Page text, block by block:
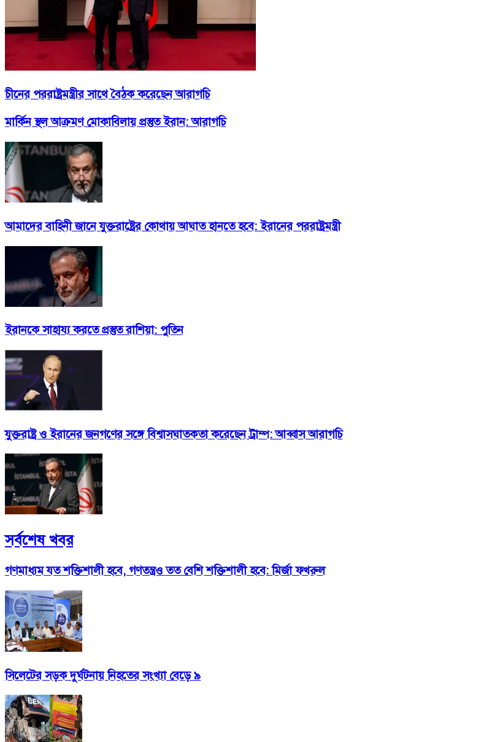
চীনের পররাষ্ট্রমন্ত্রীর সাথে বৈঠক করেছেন আরাগচি
মার্কিন স্থল আক্রমণ মোকাবিলায় প্রস্তুত ইরান: আরাগচি
আমাদের বাহিনী জানে যুক্তরাষ্ট্রের কোথায় আঘাত হানতে হবে: ইরানের পররাষ্ট্রমন্ত্রী
ইরানকে সাহায্য করতে প্রস্তুত রাশিয়া: পুতিন
যুক্তরাষ্ট্র ও ইরানের জনগণের সঙ্গে বিশ্বাসঘাতকতা করেছেন ট্রাম্প: আব্বাস আরাগচি
সর্বশেষ খবর
গণমাধ্যম যত শক্তিশালী হবে, গণতন্ত্রও তত বেশি শক্তিশালী হবে: মির্জা ফখরুল
সিলেটের সড়ক দুর্ঘটনায় নিহতের সংখ্যা বেড়ে ৯